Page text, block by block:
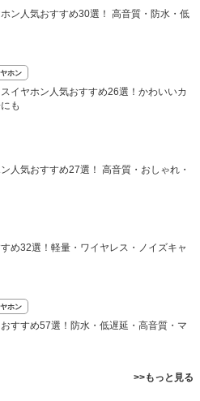
ン人気おすすめ30選！ 高音質・防水・低
ホン
イヤホン人気おすすめ26選！かわいいカ
も
人気おすすめ27選！ 高音質・おしゃれ・
め32選！軽量・ワイヤレス・ノイズキャ
ホン
すすめ57選！防水・低遅延・高音質・マ
>>もっと見る